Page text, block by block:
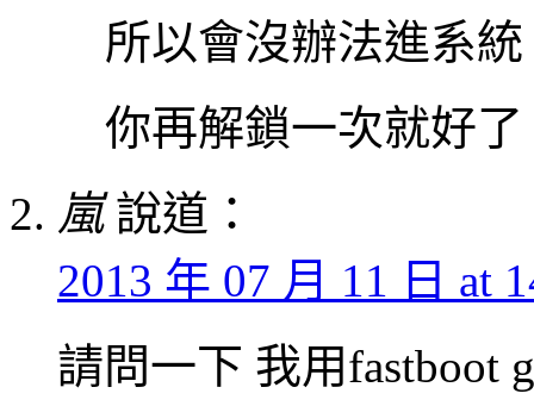
所以會沒辦法進系統
你再解鎖一次就好了
嵐 說道：
2013 年 07 月 11 日 at
請問一下 我用fastboot